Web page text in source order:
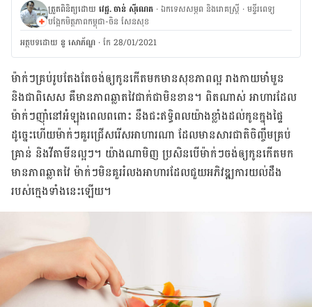
ត្រួតពិនិត្យដោយ វេជ្ជ. ចាន់ ស៊ីណេត ·ឯកទេសសម្ភព និងរោគស្ត្រី ·ម​ន្ទីរពេទ្យ
បង្អែកមិត្តភាពកម្ពុជា-ចិន សែនសុខ
អត្ថបទ​ដោយ នូ សោភ័ណ្ឌ ·កែ 28/01/2021
ម៉ាក់​ៗ​គ្រប់​រូប​តែងតែ​ចង់​​ឲ្យ​កូន​កើត​​មក​មាន​សុខភាព​ល្អ​ រាងកាយ​មាំមួន​
និង​​ជា​ពិសេស​ គឺ​មាន​ភាព​ឆ្លាត​វៃ​ជាក់​ជា​មិន​ខាន​​។ ពិត​ណាស់​ អាហារ​ដែល​
ម៉ាក់​ៗ​ញ៉ាំ​​នៅ​អំឡុង​ពេល​ពពោះ​ នឹង​​​ជះ​ឥទ្ធិពល​យ៉ាង​ខ្លាំង​ដល់​កូន​ក្នុង​ផ្ទៃ​​
ដូច្នេះ​ហើយ​ម៉ាក់​ៗ​គួរ​ជ្រើសរើស​​អាហារ​​​​ណា​ ដែល​មាន​សារជាតិ​ចិញ្ចឹម​គ្រប់
គ្រាន់​ និង​​វីតាមីន​ល្អ​ៗ​។​ យ៉ាង​ណា​មិញ​ ប្រសិនបើ​ម៉ាក់​ៗ​ចង់​ឲ្យ​កូន​កើត​មក​​
មាន​ភាព​ឆ្លាត​វៃ​ ម៉ាក់​ៗ​មិន​គួរ​រំលង​អាហារ​ដែល​ជួយ​​អភិវឌ្ឍ​ការ​យល់​ដឹង​
របស់​ក្មេង​ទាំង​នេះ​ឡើយ​។